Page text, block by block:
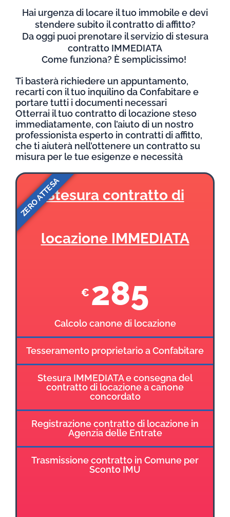
Hai urgenza di locare il tuo immobile e devi
stendere subito il contratto di affitto?
Da oggi puoi prenotare il servizio di stesura
contratto IMMEDIATA
Come funziona? È semplicissimo!
Ti basterà richiedere un appuntamento,
recarti con il tuo inquilino da Confabitare e
portare tutti i documenti necessari
Otterrai il tuo contratto di locazione steso
immediatamente, con l’aiuto di un nostro
professionista esperto in contratti di affitto,
che ti aiuterà nell’ottenere un contratto su
misura per le tue esigenze e necessità
Stesura contratto di
locazione IMMEDIATA
€ 285
Calcolo canone di locazione
Tesseramento proprietario a Confabitare
Stesura IMMEDIATA e consegna del
contratto di locazione a canone
concordato
Registrazione contratto di locazione in
Agenzia delle Entrate
Trasmissione contratto in Comune per
Sconto IMU
ZERO ATTESA